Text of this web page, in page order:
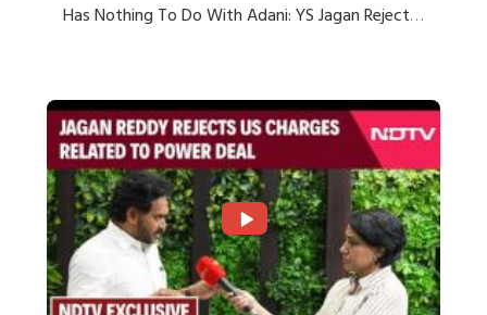
Has Nothing To Do With Adani: YS Jagan Rejects